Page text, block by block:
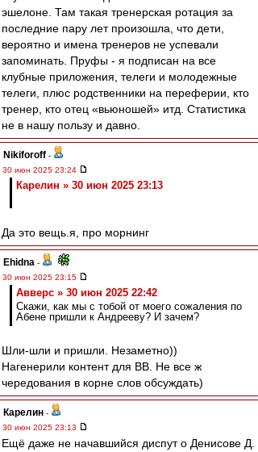
эшелоне. Там такая тренерская ротация за
последние пару лет произошла, что дети,
вероятно и имена тренеров не успевали
запоминать. Пруфы - я подписан на все
клубные приложения, телеги и молодежные
телеги, плюс родственники на переферии, кто
тренер, кто отец «вьюношей» итд. Статистика
не в нашу пользу и давно.
Nikiforoff -
30 июн 2025 23:24
Карелин » 30 июн 2025 23:13
Да это вещь.я, про морнинг
Ehidna -
30 июн 2025 23:15
Авверс » 30 июн 2025 22:42
Скажи, как мы с тобой от моего сожаления по
Абене пришли к Андрееву? И зачем?
Шли-шли и пришли. Незаметно))
Нагенерили контент для ВВ. Не все ж
чередования в корне слов обсуждать)
Карелин -
30 июн 2025 23:13
Ещё даже не начавшийся диспут о Денисове Д.